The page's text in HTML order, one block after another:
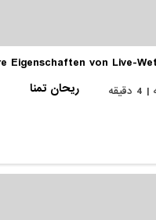
Eigenschaften von Live-
ریحان تمنا